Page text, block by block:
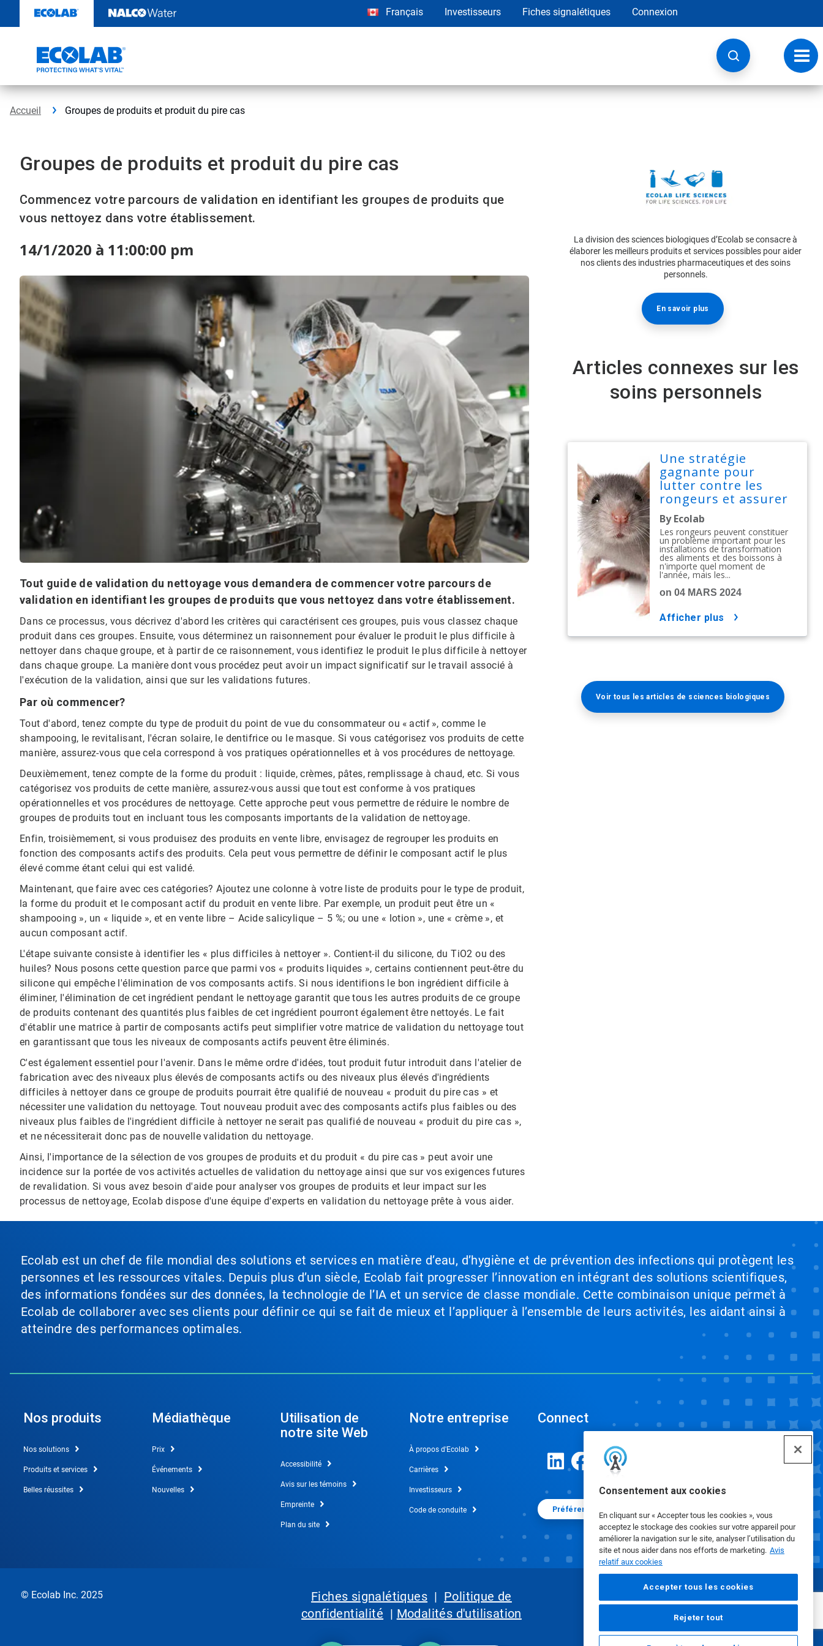
contenu​​​​​​​
Consentement aux cookies
En cliquant sur « Accepter tous les cookies », vous
acceptez le stockage des cookies sur votre appareil pour
améliorer la navigation sur le site, analyser l’utilisation du
site et nous aider dans nos efforts de marketing. Avis
relatif aux cookies
Accepter tous les cookies
Rejeter tout
Français Investisseurs Fiches signalétiques Connexion
à
Accueil Groupes de produits et produit du pire cas
Groupes de produits et produit du pire cas
Commencez votre parcours de validation en identifiant les groupes de produits que
vous nettoyez dans votre établissement.
14/1/2020 à 11:00:00 pm
Tout guide de validation du nettoyage vous demandera de commencer votre parcours de
validation en identifiant les groupes de produits que vous nettoyez dans votre établissement.
Dans ce processus, vous décrivez d'abord les critères qui caractérisent ces groupes, puis vous classez chaque
produit dans ces groupes. Ensuite, vous déterminez un raisonnement pour évaluer le produit le plus difficile à
nettoyer dans chaque groupe, et à partir de ce raisonnement, vous identifiez le produit le plus difficile à nettoyer
dans chaque groupe. La manière dont vous procédez peut avoir un impact significatif sur le travail associé à
l'exécution de la validation, ainsi que sur les validations futures.
Par où commencer?
Tout d'abord, tenez compte du type de produit du point de vue du consommateur ou « actif », comme le
shampooing, le revitalisant, l'écran solaire, le dentifrice ou le masque. Si vous catégorisez vos produits de cette
manière, assurez-vous que cela correspond à vos pratiques opérationnelles et à vos procédures de nettoyage.
Deuxièmement, tenez compte de la forme du produit : liquide, crèmes, pâtes, remplissage à chaud, etc. Si vous
catégorisez vos produits de cette manière, assurez-vous aussi que tout est conforme à vos pratiques
opérationnelles et vos procédures de nettoyage. Cette approche peut vous permettre de réduire le nombre de
groupes de produits tout en incluant tous les composants importants de la validation de nettoyage.
Enfin, troisièmement, si vous produisez des produits en vente libre, envisagez de regrouper les produits en
fonction des composants actifs des produits. Cela peut vous permettre de définir le composant actif le plus
élevé comme étant celui qui est validé.
Maintenant, que faire avec ces catégories? Ajoutez une colonne à votre liste de produits pour le type de produit,
la forme du produit et le composant actif du produit en vente libre. Par exemple, un produit peut être un «
shampooing », un « liquide », et en vente libre – Acide salicylique – 5 %; ou une « lotion », une « crème », et
aucun composant actif.
L'étape suivante consiste à identifier les « plus difficiles à nettoyer ». Contient-il du silicone, du TiO2 ou des
huiles? Nous posons cette question parce que parmi vos « produits liquides », certains contiennent peut-être du
silicone qui empêche l'élimination de vos composants actifs. Si nous identifions le bon ingrédient difficile à
éliminer, l'élimination de cet ingrédient pendant le nettoyage garantit que tous les autres produits de ce groupe
de produits contenant des quantités plus faibles de cet ingrédient pourront également être nettoyés. Le fait
d'établir une matrice à partir de composants actifs peut simplifier votre matrice de validation du nettoyage tout
en garantissant que tous les niveaux de composants actifs peuvent être éliminés.
C'est également essentiel pour l'avenir. Dans le même ordre d'idées, tout produit futur introduit dans l'atelier de
fabrication avec des niveaux plus élevés de composants actifs ou des niveaux plus élevés d'ingrédients
difficiles à nettoyer dans ce groupe de produits pourrait être qualifié de nouveau « produit du pire cas » et
nécessiter une validation du nettoyage. Tout nouveau produit avec des composants actifs plus faibles ou des
niveaux plus faibles de l'ingrédient difficile à nettoyer ne serait pas qualifié de nouveau « produit du pire cas »,
et ne nécessiterait donc pas de nouvelle validation du nettoyage.
Ainsi, l'importance de la sélection de vos groupes de produits et du produit « du pire cas » peut avoir une
incidence sur la portée de vos activités actuelles de validation du nettoyage ainsi que sur vos exigences futures
de revalidation. Si vous avez besoin d'aide pour analyser vos groupes de produits et leur impact sur les
processus de nettoyage, Ecolab dispose d'une équipe d'experts en validation du nettoyage prête à vous aider.
La division des sciences biologiques d’Ecolab se consacre à
élaborer les meilleurs produits et services possibles pour aider
nos clients des industries pharmaceutiques et des soins
personnels.
En savoir plus
Articles connexes sur les
soins personnels
Une stratégie
gagnante pour
lutter contre les
rongeurs et assurer
la salubrité
alimentaire
By Ecolab
Les rongeurs peuvent constituer
un problème important pour les
installations de transformation
des aliments et des boissons à
n'importe quel moment de
l'année, mais les...
on 04 MARS 2024
afficher plus
Voir tous les articles de sciences biologiques
Ecolab est un chef de file mondial des solutions et services en matière d’eau, d’hygiène et de prévention des infections qui protègent les
personnes et les ressources vitales. Depuis plus d’un siècle, Ecolab fait progresser l’innovation en intégrant des solutions scientifiques,
des informations fondées sur des données, la technologie de l’IA et un service de classe mondiale. Cette combinaison unique permet à
Ecolab de collaborer avec ses clients pour définir ce qui se fait de mieux et l’appliquer à l’ensemble de leurs activités, les aidant ainsi à
atteindre des performances optimales.
Nos produits
Nos solutions
Produits et services
Belles réussites
Médiathèque
Prix
Événements
Nouvelles
Utilisation de
notre site Web
Accessibilité
Avis sur les témoins
Empreinte
Plan du site
Notre entreprise
À propos d'Ecolab
Carrières
Investisseurs
Code de conduite
Connect
Préférences en matière de cookies
© Ecolab Inc. 2025 Fiches signalétiques | Politique de
confidentialité | Modalités d'utilisation